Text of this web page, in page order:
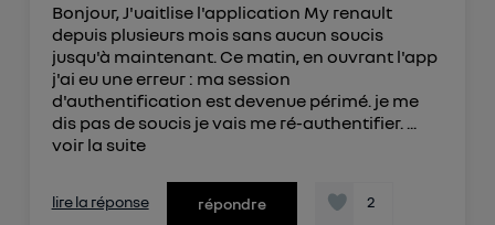
Bonjour, J'uaitlise l'application My renault
depuis plusieurs mois sans aucun soucis
jusqu'à maintenant. Ce matin, en ouvrant l'app
j'ai eu une erreur : ma session
d'authentification est devenue périmé. je me
dis pas de soucis je vais me ré-authentifier. ...
voir la suite
lire la réponse répondre 2